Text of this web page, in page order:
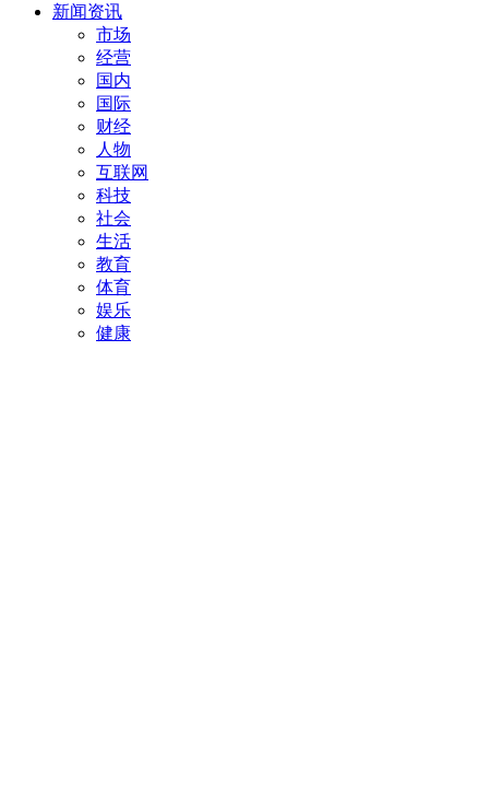
新闻资讯
市场
经营
国内
国际
财经
人物
互联网
科技
社会
生活
教育
体育
娱乐
健康